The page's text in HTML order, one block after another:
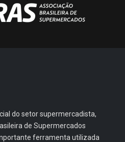
do setor supermercadista,
de Supermercados
ferramenta utilizada